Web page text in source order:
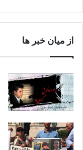
از میان خبر ها